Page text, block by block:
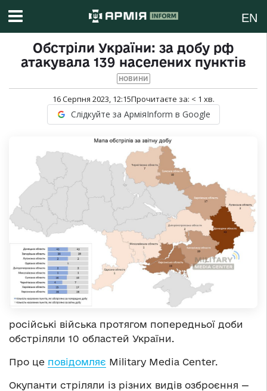
EN
Обстріли України: за добу рф
атакувала 139 населених пунктів
НОВИНИ
16 Серпня 2023, 12:15Прочитаєте за: < 1 хв.
Слідкуйте за АрміяInform в Google
російські війська протягом попередньої доби
обстріляли 10 областей України.
Про це повідомляє Military Media Center.
Окупанти стріляли із різних видів озброєння —